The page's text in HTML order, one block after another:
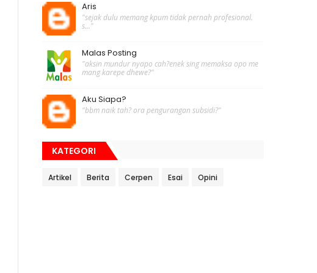
Aris
"sejak dulu memang kpum tidak pernah profesional.
s..."
Malas Posting
"aksin mundur nyapo cah?enek sing memaksa opo me
mang karepe dhewe?"
Aku Siapa?
"bbm naik tah? ora pengurangan subsidi?"
KATEGORI
Artikel Berita Cerpen Esai Opini